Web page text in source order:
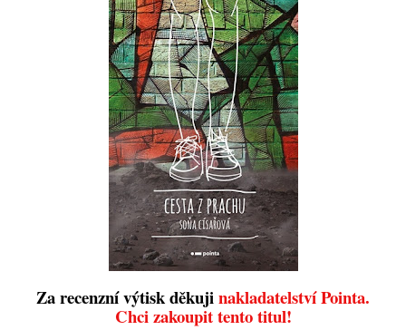
Za recenzní výtisk děkujinakladatelství Pointa.
Chci zakoupit tento titul!